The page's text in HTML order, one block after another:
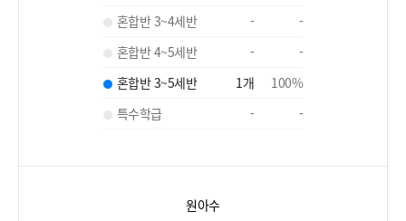
혼합반 3~4세반
-
-
혼합반 4~5세반
-
-
혼합반 3~5세반
1개 100%
특수학급
- -
원아수